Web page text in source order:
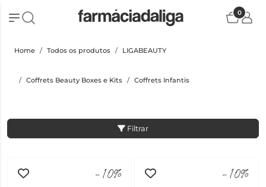
0
Home Todos os produtos LIGABEAUTY
Coffrets Beauty Boxes e Kits Coffrets Infantis
Filtrar
-10% -10%